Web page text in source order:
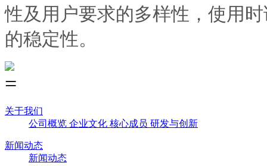
性及用户要求的多样性，使用
的稳定性。
关于我们
公司概览 企业文化 核心成员 研发与创新
新闻动态
新闻动态